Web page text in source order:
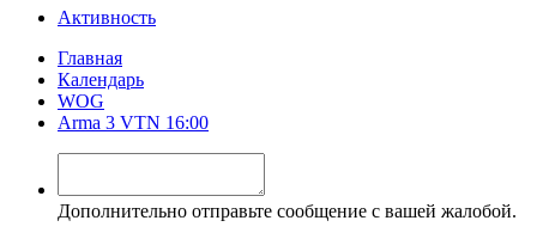
Активность
Главная
Календарь
WOG
Arma 3 VTN 16:00
Дополнительно отправьте сообщение с вашей жалобой.